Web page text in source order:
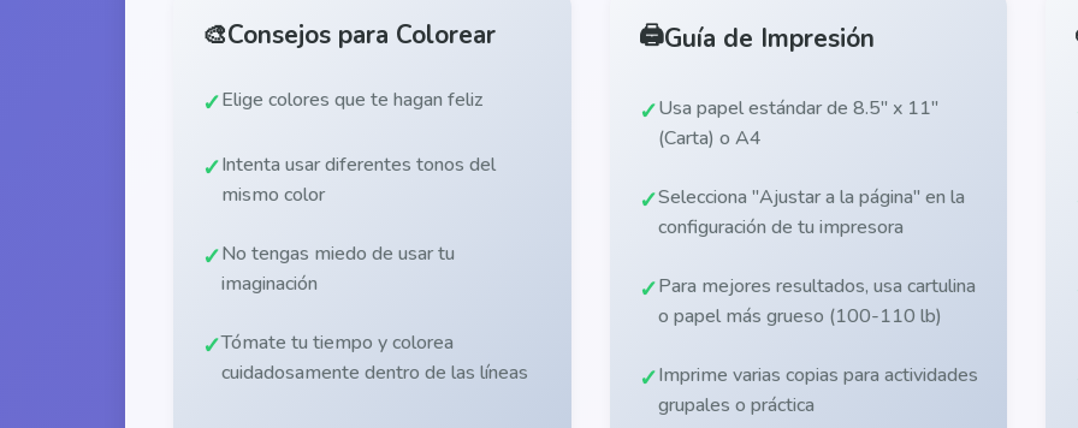
🎨Consejos para Colorear
Elige colores que te hagan feliz
Intenta usar diferentes tonos del
mismo color
No tengas miedo de usar tu
imaginación
Tómate tu tiempo y colorea
cuidadosamente dentro de las líneas
🖨️Guía de Impresión
Usa papel estándar de 8.5" x 11"
(Carta) o A4
Selecciona "Ajustar a la página" en la
configuración de tu impresora
Para mejores resultados, usa cartulina
o papel más grueso (100-110 lb)
Imprime varias copias para actividades
grupales o práctica